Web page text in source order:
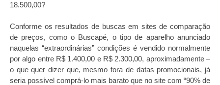
18.500,00?
Conforme os resultados de buscas em sites de comparação
de preços, como o Buscapé, o tipo de aparelho anunciado
naquelas “extraordinárias” condições é vendido normalmente
por algo entre R$ 1.400,00 e R$ 2.300,00, aproximadamente –
o que quer dizer que, mesmo fora de datas promocionais, já
seria possível comprá-lo mais barato que no site com “90% de